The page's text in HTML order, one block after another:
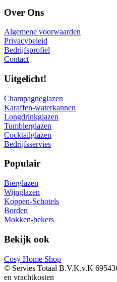
Over Ons
Algemene voorwaarden
Privacybeleid
Bedrijfsprofiel
Contact
Uitgelicht!
Champagneglazen
Karaffen-waterkannen
Longdrinkglazen
Tumblerglazen
Cocktailglazen
Bedrijfsservies
Populair
Bierglazen
Wijnglazen
Koppen-Schotels
Borden
Mokken-bekers
Bekijk ook
Cosy Home Shop
© Servies Totaal B.V.K.v.K
en vrachtkosten